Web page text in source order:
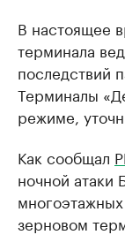
В настоящее
терминала
последствий
Терминалы
режиме,
Как сообщал
ночной атаки
зерновом